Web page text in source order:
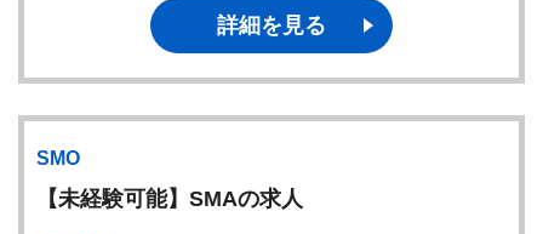
詳細を見る
SMO
【未経験可能】SMAの求人